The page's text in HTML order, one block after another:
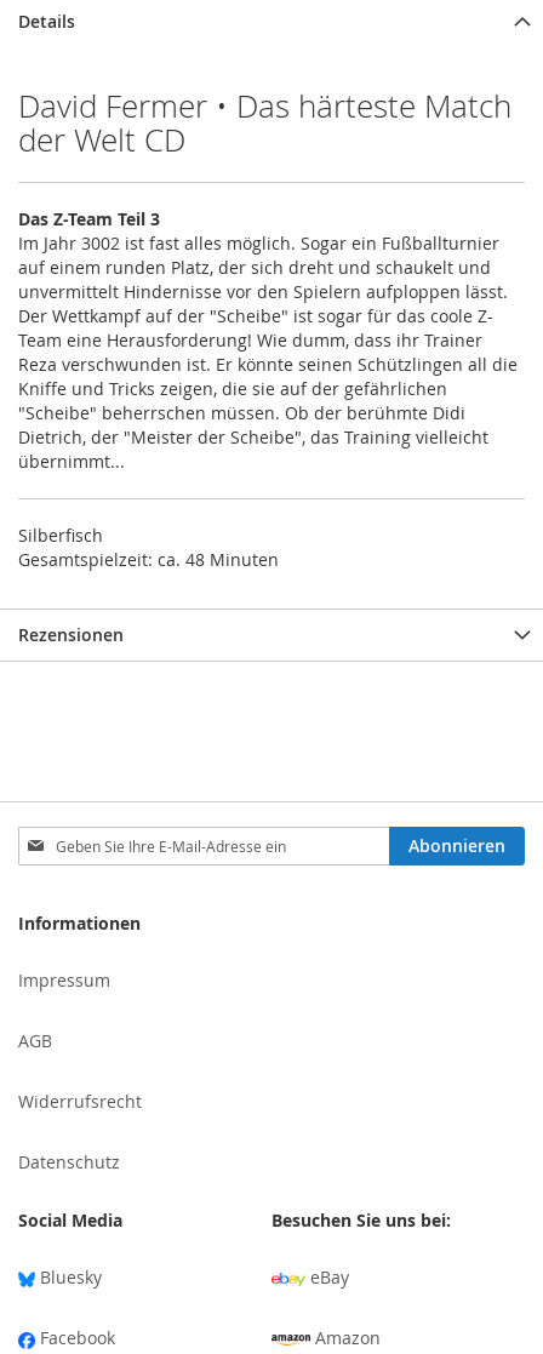
Details
David Fermer • Das härteste Match
der Welt CD
Das Z-Team Teil 3
Im Jahr 3002 ist fast alles möglich. Sogar ein Fußballturnier
auf einem runden Platz, der sich dreht und schaukelt und
unvermittelt Hindernisse vor den Spielern aufploppen lässt.
Der Wettkampf auf der "Scheibe" ist sogar für das coole Z-
Team eine Herausforderung! Wie dumm, dass ihr Trainer
Reza verschwunden ist. Er könnte seinen Schützlingen all die
Kniffe und Tricks zeigen, die sie auf der gefährlichen
"Scheibe" beherrschen müssen. Ob der berühmte Didi
Dietrich, der "Meister der Scheibe", das Training vielleicht
übernimmt...
Silberfisch
Gesamtspielzeit: ca. 48 Minuten
Rezensionen
Melden
Sie
unseren
an:
Abonnieren
Informationen
Impressum
AGB
Widerrufsrecht
Datenschutz
Social Media
Bluesky
Facebook
Besuchen Sie uns bei:
eBay
Amazon